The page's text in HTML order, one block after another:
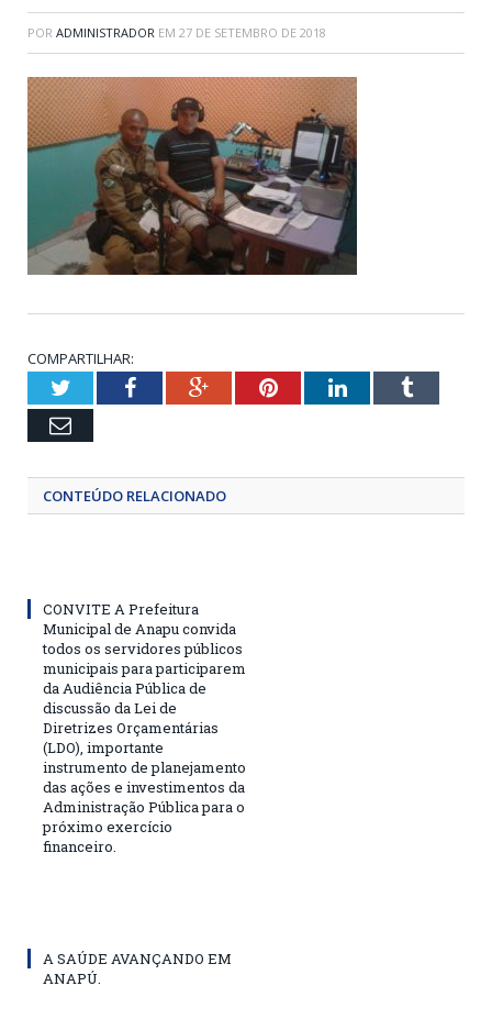
POR ADMINISTRADOR EM 27 DE SETEMBRO DE 2018
COMPARTILHAR:
TwitterFacebookGoogle+PinterestLinkedInTumblr
Email
CONTEÚDO RELACIONADO
CONVITE A Prefeitura
Municipal de Anapu convida
todos os servidores públicos
municipais para participarem
da Audiência Pública de
discussão da Lei de
Diretrizes Orçamentárias
(LDO), importante
instrumento de planejamento
das ações e investimentos da
Administração Pública para o
próximo exercício
financeiro.
A SAÚDE AVANÇANDO EM
ANAPÚ.